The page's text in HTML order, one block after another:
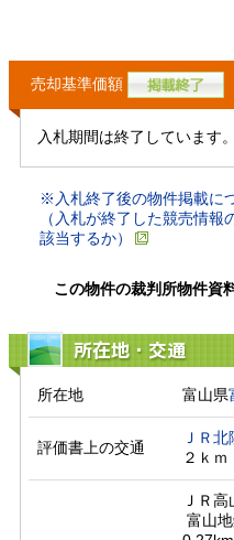
売却基準価額
入札期間は終了しています。
※入札終了後の物件掲載に
（入札が終了した競売情
該当するか）
この物件の裁判所物件資
所在地・交通
所在地 富山県
評価書上の交通
ＪＲ
２ｋｍ
ＪＲ